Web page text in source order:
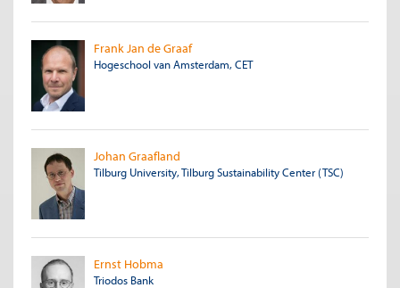
Frank Jan de Graaf
Hogeschool van Amsterdam, CET
Johan Graafland
Tilburg University, Tilburg Sustainability Center (TSC)
Ernst Hobma
Triodos Bank